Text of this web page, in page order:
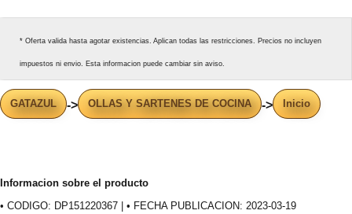
* Oferta valida hasta agotar existencias. Aplican todas las restricciones. Precios no incluyen
impuestos ni envio. Esta informacion puede cambiar sin aviso.
GATAZUL -> OLLAS Y SARTENES DE COCINA -> Inicio
Informacion sobre el producto
• CODIGO: DP151220367 | • FECHA PUBLICACION: 2023-03-19